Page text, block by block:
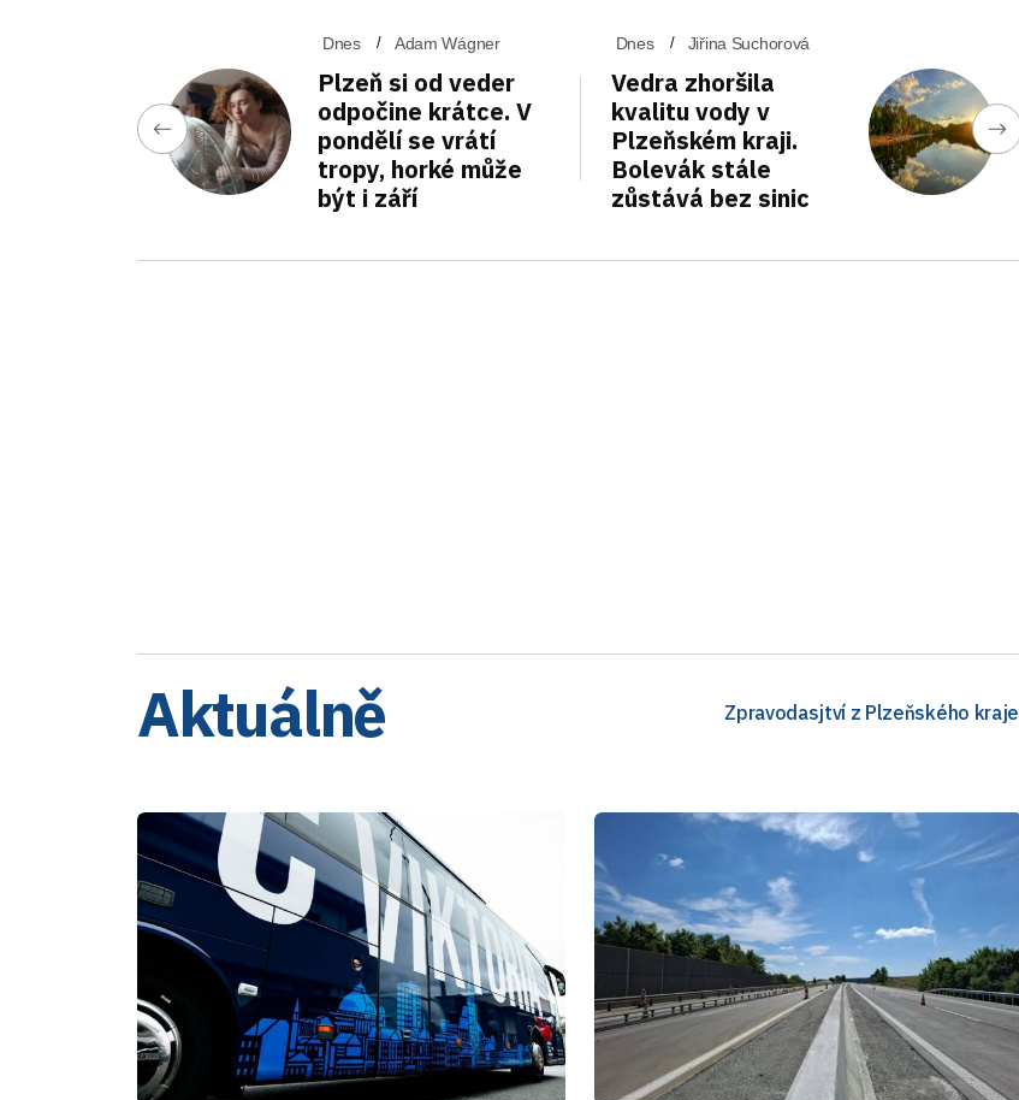
Dnes Adam Wágner
Plzeň si od veder
odpočine krátce. V
pondělí se vrátí
tropy, horké může
být i září
Dnes Jiřina Suchorová
Vedra zhoršila
kvalitu vody v
Plzeňském kraji.
Bolevák stále
zůstává bez sinic
Aktuálně Zpravodasjtví z Plzeňského kraje